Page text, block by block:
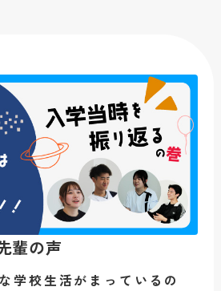
輩の声
学校生活がまっているの